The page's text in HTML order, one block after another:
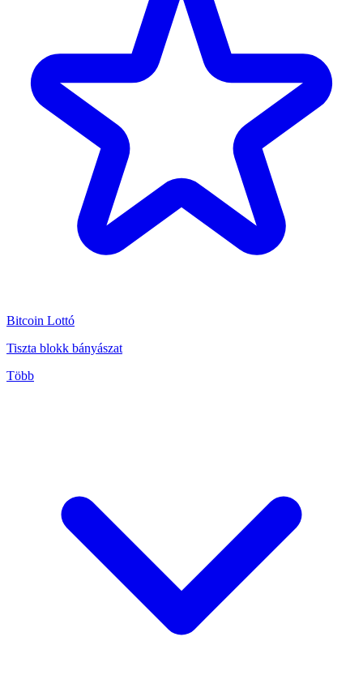
Bitcoin Lottó
Tiszta blokk bányászat
Több